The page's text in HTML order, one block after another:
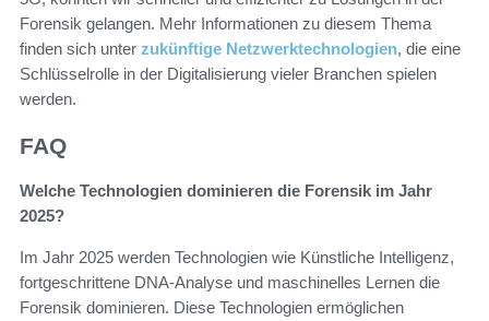
Forensik gelangen. Mehr Informationen zu diesem Thema
finden sich unter zukünftige Netzwerktechnologien, die eine
Schlüsselrolle in der Digitalisierung vieler Branchen spielen
werden.
FAQ
Welche Technologien dominieren die Forensik im Jahr
2025?
Im Jahr 2025 werden Technologien wie Künstliche Intelligenz,
fortgeschrittene DNA-Analyse und maschinelles Lernen die
Forensik dominieren. Diese Technologien ermöglichen